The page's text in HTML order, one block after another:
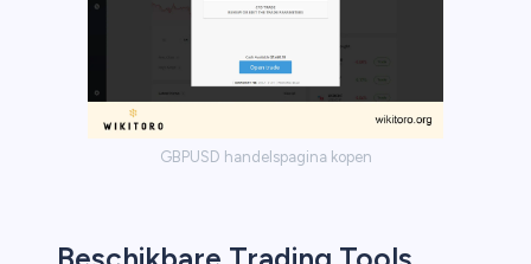
GBPUSD handelspagina kopen